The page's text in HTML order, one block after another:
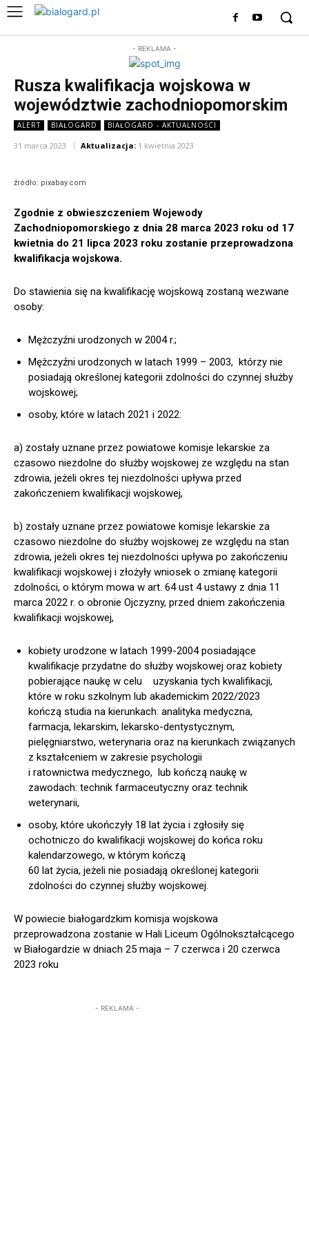
- REKLAMA -
Rusza kwalifikacja wojskowa w
województwie zachodniopomorskim
ALERT BIAŁOGARD BIAŁOGARD - AKTUALNOŚCI
31 marca 2023 Aktualizacja: 1 kwietnia 2023
źródło: pixabay.com
Zgodnie z obwieszczeniem Wojewody
Zachodniopomorskiego z dnia 28 marca 2023 roku od 17
kwietnia do 21 lipca 2023 roku zostanie przeprowadzona
kwalifikacja wojskowa.
Do stawienia się na kwalifikację wojskową zostaną wezwane
osoby:
Mężczyźni urodzonych w 2004 r.;
Mężczyźni urodzonych w latach 1999 – 2003, którzy nie
posiadają określonej kategorii zdolności do czynnej służby
wojskowej;
osoby, które w latach 2021 i 2022:
a) zostały uznane przez powiatowe komisje lekarskie za
czasowo niezdolne do służby wojskowej ze względu na stan
zdrowia, jeżeli okres tej niezdolności upływa przed
zakończeniem kwalifikacji wojskowej,
b) zostały uznane przez powiatowe komisje lekarskie za
czasowo niezdolne do służby wojskowej ze względu na stan
zdrowia, jeżeli okres tej niezdolności upływa po zakończeniu
kwalifikacji wojskowej i złożyły wniosek o zmianę kategorii
zdolności, o którym mowa w art. 64 ust 4 ustawy z dnia 11
marca 2022 r. o obronie Ojczyzny, przed dniem zakończenia
kwalifikacji wojskowej,
kobiety urodzone w latach 1999-2004 posiadające
kwalifikacje przydatne do służby wojskowej oraz kobiety
pobierające naukę w celu uzyskania tych kwalifikacji,
które w roku szkolnym lub akademickim 2022/2023
kończą studia na kierunkach: analityka medyczna,
farmacja, lekarskim, lekarsko-dentystycznym,
pielęgniarstwo, weterynaria oraz na kierunkach związanych
z kształceniem w zakresie psychologii
i ratownictwa medycznego, lub kończą naukę w
zawodach: technik farmaceutyczny oraz technik
weterynarii,
osoby, które ukończyły 18 lat życia i zgłosiły się
ochotniczo do kwalifikacji wojskowej do końca roku
kalendarzowego, w którym kończą
60 lat życia, jeżeli nie posiadają określonej kategorii
zdolności do czynnej służby wojskowej.
W powiecie białogardzkim komisja wojskowa
przeprowadzona zostanie w Hali Liceum Ogólnokształcącego
w Białogardzie w dniach 25 maja – 7 czerwca i 20 czerwca
2023 roku
- REKLAMA -